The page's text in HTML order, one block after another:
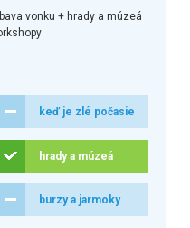
vonku + hrady a múzeá
keď je zlé počasie
hrady a múzeá
burzy a jarmoky